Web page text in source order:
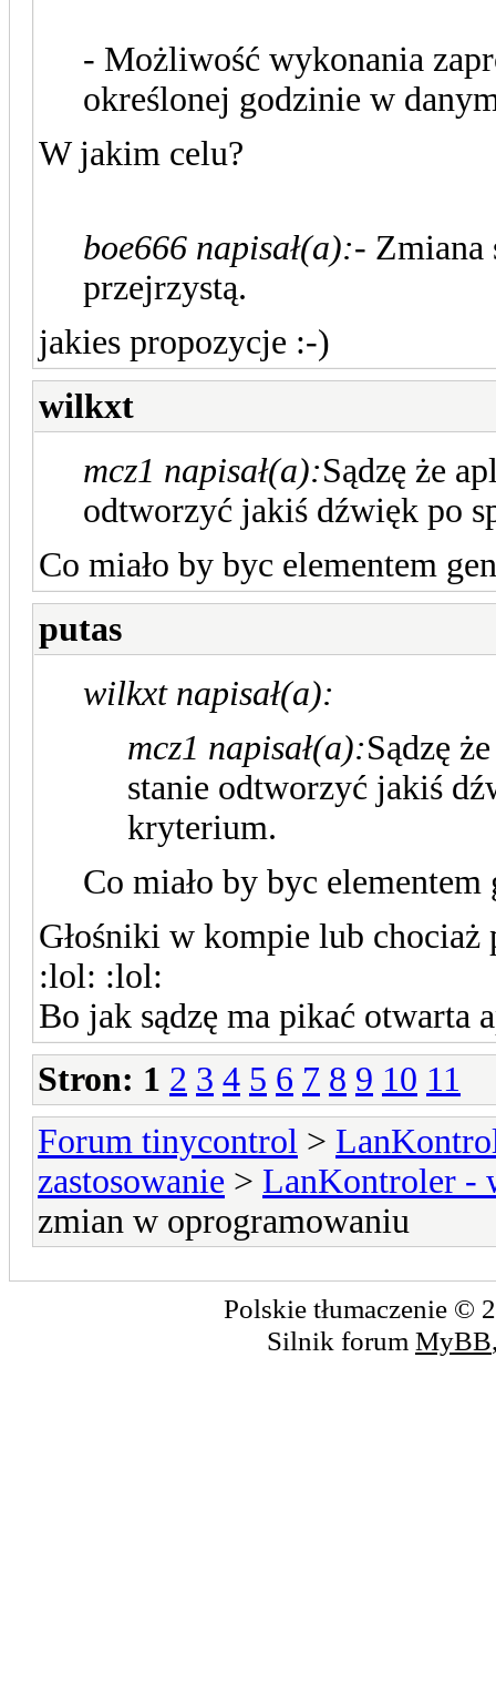
- Możliwość wykonania
określonej godzinie w
W jakim celu?
boe666 napisał(a):- Zmiana
przejrzystą.
jakies propozycje :-)
wilkxt
mcz1 napisał(a):Sądzę że
odtworzyć jakiś dźwięk po
Co miało by byc elementem
putas
wilkxt napisał(a):
mcz1 napisał(a):Sądzę
stanie odtworzyć jakiś
kryterium.
Co miało by byc
Głośniki w kompie lub
:lol: :lol:
Bo jak sądzę ma pikać otwarta
Stron: 1 2 3 4 5 6 7 8 9 10 11
Forum tinycontrol >
zastosowanie > LanKontroler -
zmian w oprogramowaniu
Polskie tłumaczenie ©
Silnik forum MyBB